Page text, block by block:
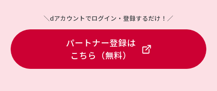
＼dアカウントでログイン・登録するだけ！／
パートナー登録は
こちら（無料）